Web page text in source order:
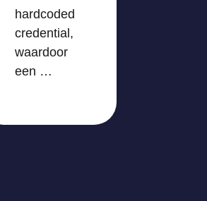
hardcoded
credential,
waardoor
een …